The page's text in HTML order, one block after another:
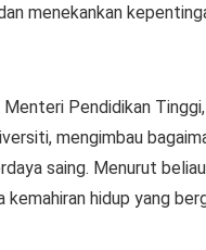
menekankan
Pendidikan Tinggi,
mengimbau
saing. Menurut
hidup yang